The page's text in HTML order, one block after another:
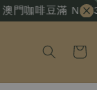
咖啡豆滿